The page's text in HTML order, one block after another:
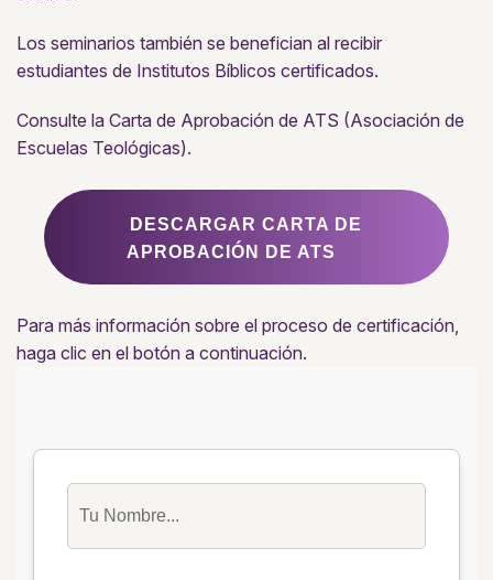
Los seminarios también se benefician al recibir
estudiantes de Institutos Bíblicos certificados.
Consulte la Carta de Aprobación de ATS (Asociación de
Escuelas Teológicas).
DESCARGAR CARTA DE
APROBACIÓN DE ATS
Para más información sobre el proceso de certificación,
haga clic en el botón a continuación.